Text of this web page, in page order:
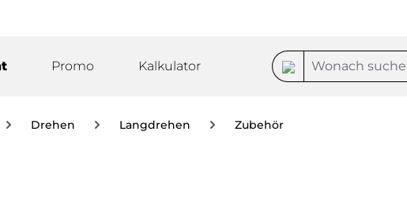
Promo Kalkulator
Drehen Langdrehen Zubehör